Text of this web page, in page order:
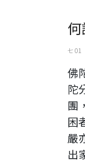
七 01
佛
陀
團
困
嚴
出